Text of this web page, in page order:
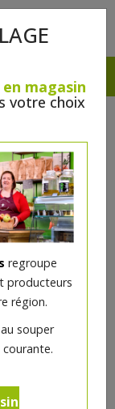
magasin
votre choix
regroupe
producteurs
région.
souper